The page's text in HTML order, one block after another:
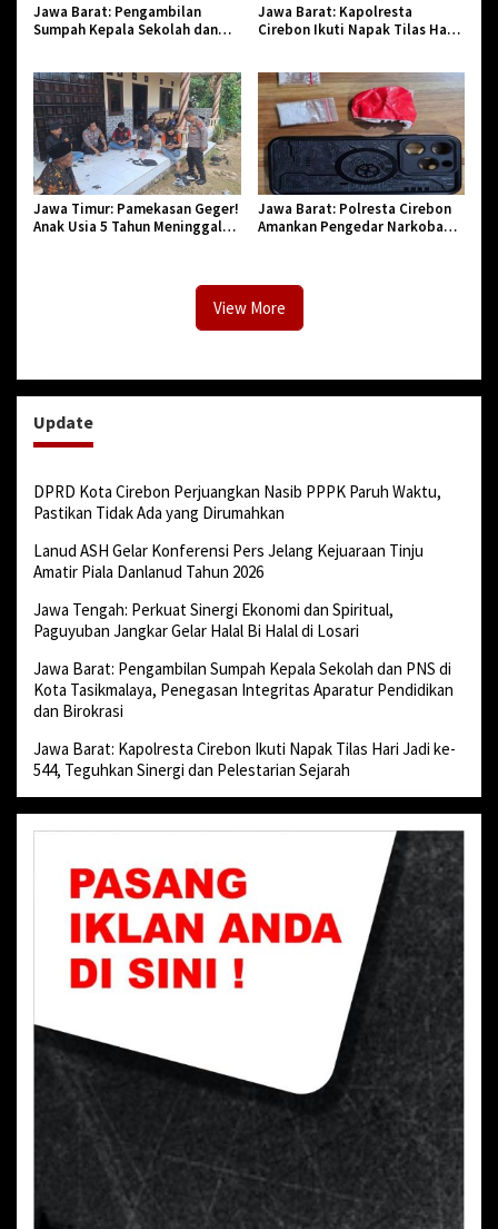
Jawa Barat: Pengambilan
Sumpah Kepala Sekolah dan
Pendidikan dan Birokrasi
Jawa Barat: Kapolresta
Cirebon Ikuti Napak Tilas Hari
Jawa Timur: Pamekasan Geger!
Anak Usia 5 Tahun Meninggal
Jawa Barat: Polresta Cirebon
Amankan Pengedar Narkoba
View More
Update
DPRD Kota Cirebon Perjuangkan Nasib PPPK Paruh Waktu,
Pastikan Tidak Ada yang Dirumahkan
Lanud ASH Gelar Konferensi Pers Jelang Kejuaraan Tinju
Amatir Piala Danlanud Tahun 2026
Jawa Tengah: Perkuat Sinergi Ekonomi dan Spiritual,
Paguyuban Jangkar Gelar Halal Bi Halal di Losari
Jawa Barat: Pengambilan Sumpah Kepala Sekolah dan PNS di
Kota Tasikmalaya, Penegasan Integritas Aparatur Pendidikan
dan Birokrasi
Jawa Barat: Kapolresta Cirebon Ikuti Napak Tilas Hari Jadi ke-
544, Teguhkan Sinergi dan Pelestarian Sejarah